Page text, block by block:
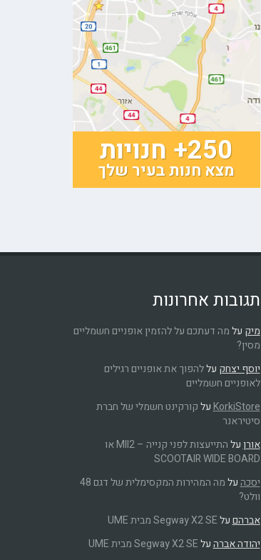
250+ חנויות
מצא חנות בעיר שלך
תגובות אחרונות
מיק עלמה דעתכם על להזמין אופניים חשמליים
מסין?
יוסף יצחק עללהפוך את אופניים רגילים
לאופניים חשמליים
KorkiStoreעלקורקינט חשמלי של חברת
סיטיראנר
אורןעל
התייעצות לפני קנייה – MII2 או
SCOOTAIR WIDE BOARD
יסכה על
מה המהירות המקסימלית של דגם 48
וולט?
אברהםעלSegway X2 SE מבית UME
יהודה אברהעלSegway X2 SE מבית UME